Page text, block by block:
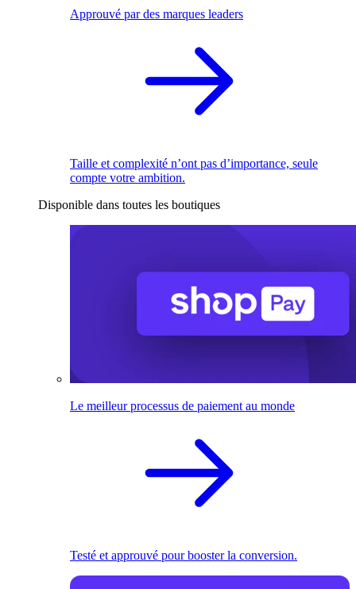
Approuvé par des marques leaders
Taille et complexité n’ont pas d’importance, seule
compte votre ambition.
Disponible dans toutes les boutiques
Le meilleur processus de paiement au monde
Testé et approuvé pour booster la conversion.